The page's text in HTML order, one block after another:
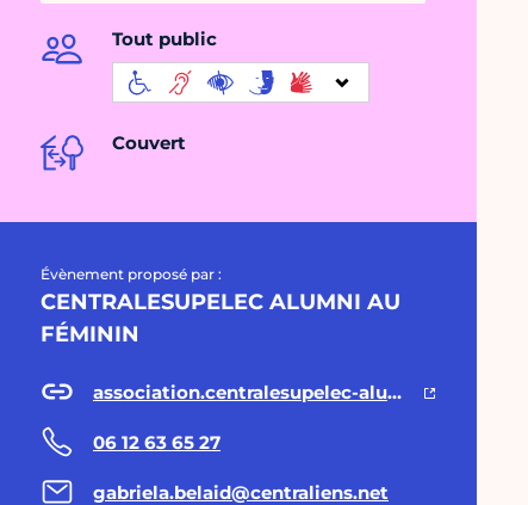
Tout public
Couvert
Évènement proposé par :
CENTRALESUPELEC ALUMNI AU
FÉMININ
association.centralesupelec-alumni.com
06 12 63 65 27
gabriela.belaid@centraliens.net